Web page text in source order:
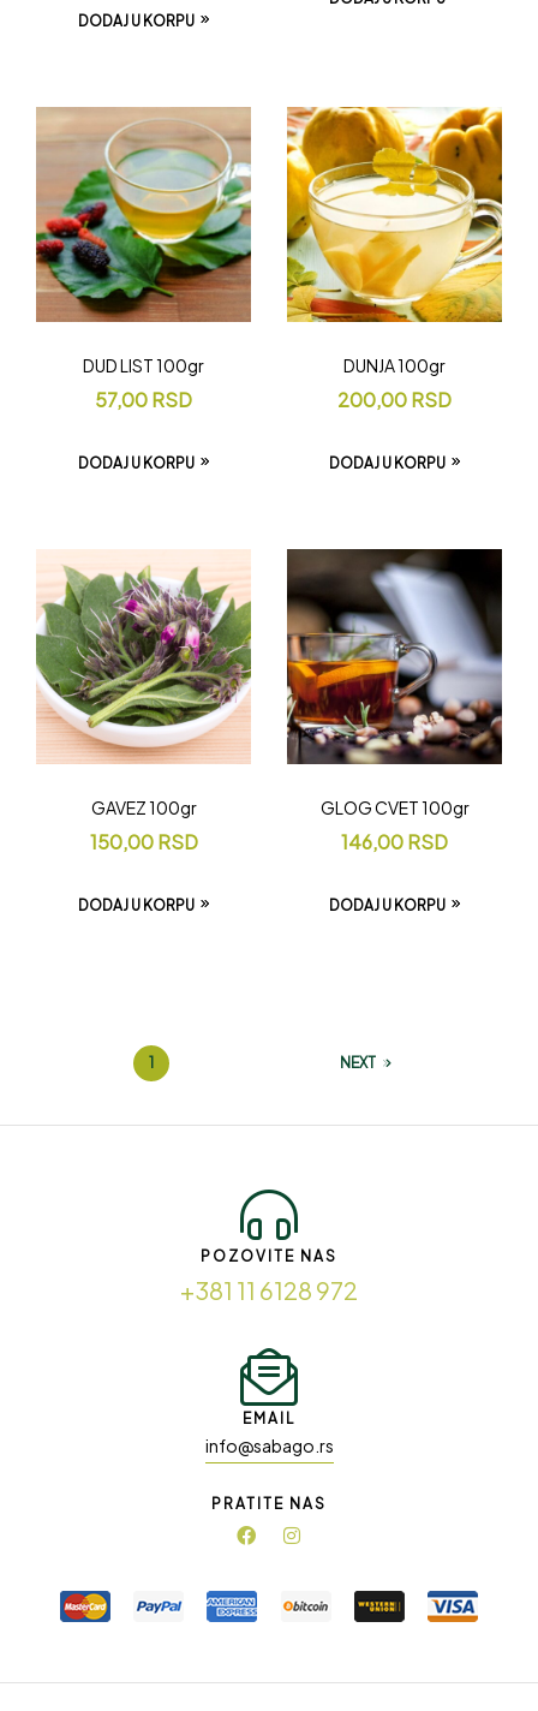
DODAJ U KORPU
DUD LIST 100gr
57,00RSD
DODAJ U KORPU
DUNJA 100gr
200,00RSD
DODAJ U KORPU
GAVEZ 100gr
150,00RSD
DODAJ U KORPU
GLOG CVET 100gr
146,00RSD
DODAJ U KORPU
1 NEXT
POZOVITE NAS
+381 11 6128 972
EMAIL
info@sabago.rs
PRATITE NAS